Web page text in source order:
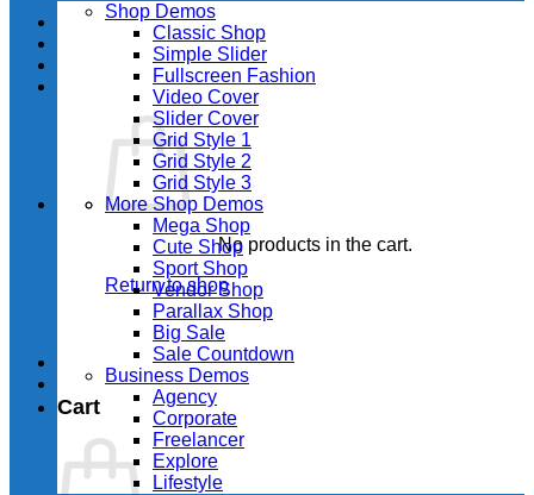
No products in the cart.
Return to shop
Cart
Shop Demos
Classic Shop
Simple Slider
Fullscreen Fashion
Video Cover
Slider Cover
Grid Style 1
Grid Style 2
Grid Style 3
More Shop Demos
Mega Shop
Cute Shop
Sport Shop
Vendor Shop
Parallax Shop
Big Sale
Sale Countdown
Business Demos
Agency
Corporate
Freelancer
Explore
Lifestyle